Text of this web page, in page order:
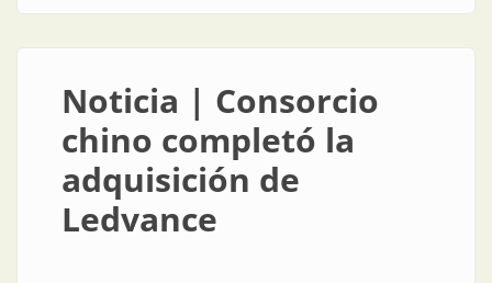
Noticia | Consorcio
chino completó la
adquisición de
Ledvance